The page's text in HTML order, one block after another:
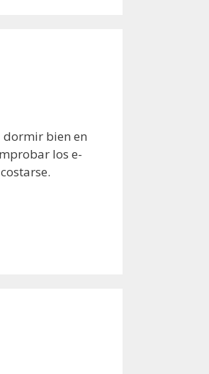
dormir bien en
los e-